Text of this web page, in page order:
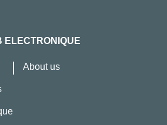
ELECTRONIQUE
About us